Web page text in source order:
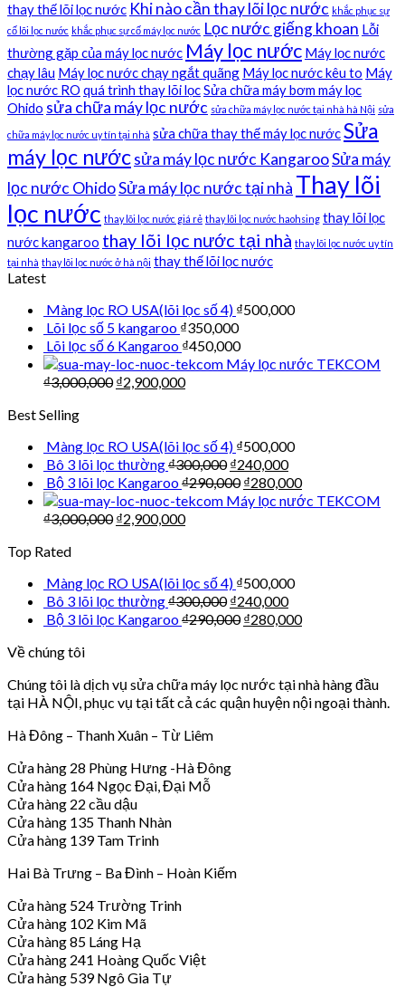
thay thế lõi lọc nước Khi nào cần thay lõi lọc nước khắc phục sự
cố lõi lọc nước khắc phục sự cố máy lọc nước Lọc nước giếng khoan Lỗi
thường gặp của máy lọc nước Máy lọc nước Máy lọc nước
chạy lâu Máy lọc nước chạy ngắt quãng Máy lọc nước kêu to Máy
lọc nước RO quá trình thay lõi lọcSửa chữa máy bơm máy lọc
Ohido sửa chữa máy lọc nước sửa chữa máy lọc nước tại nhà hà Nội sửa
chữa máy lọc nước uy tín tại nhà sửa chữa thay thế máy lọc nướcSửa
máy lọc nướcsửa máy lọc nước KangarooSửa máy
lọc nước OhidoSửa máy lọc nước tại nhà Thay lõi
lọc nước thay lõi lọc nước giá rẻ thay lõi lọc nước haohsing thay lõi lọc
nước kangaroo thay lõi lọc nước tại nhà thay lõi lọc nước uy tín
tại nhà thay lõi lọc nước ở hà nội thay thế lõi lọc nước
Latest
Màng lọc RO USA(lõi lọc số 4) ₫500,000
Lõi lọc số 5 kangaroo ₫350,000
Lõi lọc số 6 Kangaroo ₫450,000
Máy lọc nước TEKCOM
₫3,000,000 ₫2,900,000
Best Selling
Màng lọc RO USA(lõi lọc số 4) ₫500,000
Bô 3 lõi lọc thường₫300,000 ₫240,000
Bộ 3 lõi lọc Kangaroo₫290,000 ₫280,000
Máy lọc nước TEKCOM
₫3,000,000 ₫2,900,000
Top Rated
Màng lọc RO USA(lõi lọc số 4) ₫500,000
Bô 3 lõi lọc thường₫300,000 ₫240,000
Bộ 3 lõi lọc Kangaroo₫290,000 ₫280,000
Về chúng tôi
Chúng tôi là dịch vụ sửa chữa máy lọc nước tại nhà hàng đầu
tại HÀ NỘI, phục vụ tại tất cả các quận huyện nội ngoại thành.
Hà Đông – Thanh Xuân – Từ Liêm
Cửa hàng 28 Phùng Hưng -Hà Đông
Cửa hàng 164 Ngọc Đại, Đại Mỗ
Cửa hàng 22 cầu dậu
Cửa hàng 135 Thanh Nhàn
Cửa hàng 139 Tam Trinh
Hai Bà Trưng – Ba Đình – Hoàn Kiếm
Cửa hàng 524 Trường Trinh
Cửa hàng 102 Kim Mã
Cửa hàng 85 Láng Hạ
Cửa hàng 241 Hoàng Quốc Việt
Cửa hàng 539 Ngô Gia Tự